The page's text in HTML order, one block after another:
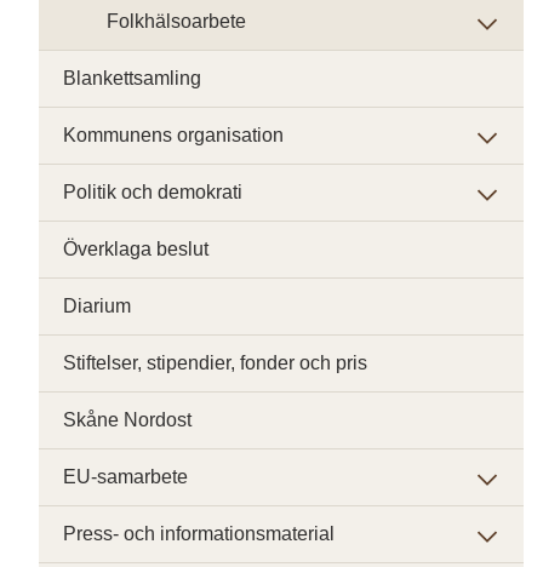
Folkhälsoarbete
Blankettsamling
Kommunens organisation
Politik och demokrati
Överklaga beslut
Diarium
Stiftelser, stipendier, fonder och pris
Skåne Nordost
EU-samarbete
Press- och informationsmaterial